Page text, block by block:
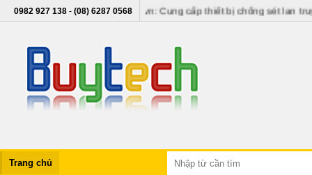
0982 927 138 - (08) 6287 0568
kimthuset.vn - buytech.vn: Cung cấp thiết bị chống sét lan truyền,
Trang chủ